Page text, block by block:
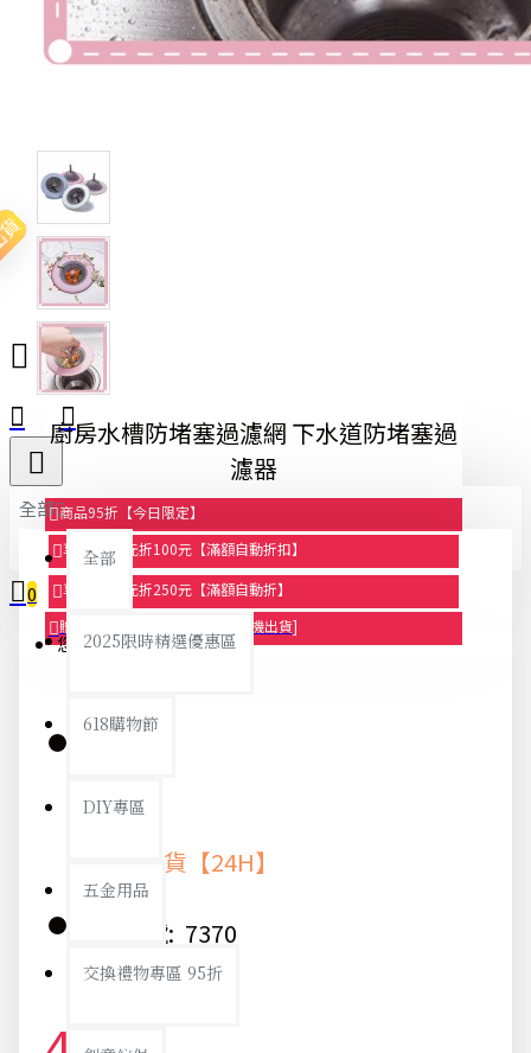
全部
全部
2025限時精選優惠區
618購物節
DIY專區
五金用品
交換禮物專區 95折
0
您的購物車內沒有商品！
廚房水槽防堵塞過濾網 下水道防堵塞過
濾器
商品95折【今日限定】
享滿1000元折100元【滿額自動折扣】
享滿2000元折250元【滿額自動折】
贈品-滿899送色鉛筆文具組[隨機出貨]
庫存:
快速出貨【24H】
貨號: 7370